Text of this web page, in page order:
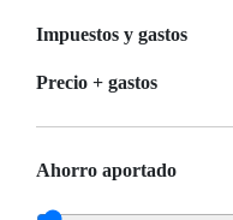
Impuestos y gastos
Precio + gastos
Ahorro aportado